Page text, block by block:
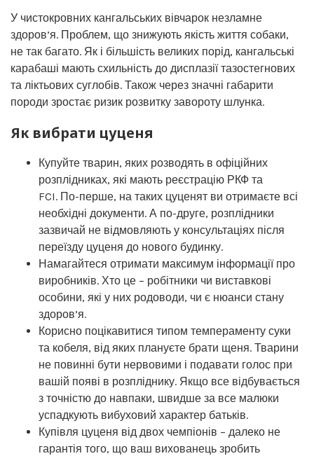
У чистокровних кангальських вівчарок незламне
здоров’я. Проблем, що знижують якість життя собаки,
не так багато. Як і більшість великих порід, кангальські
карабаші мають схильність до дисплазії тазостегнових
та ліктьових суглобів. Також через значні габарити
породи зростає ризик розвитку завороту шлунка.
Як вибрати цуценя
Купуйте тварин, яких розводять в офіційних
розплідниках, які мають реєстрацію РКФ та
FCI. По-перше, на таких цуценят ви отримаєте всі
необхідні документи. А по-друге, розплідники
зазвичай не відмовляють у консультаціях після
переїзду цуценя до нового будинку.
Намагайтеся отримати максимум інформації про
виробників. Хто це – робітники чи виставкові
особини, які у них родоводи, чи є нюанси стану
здоров’я.
Корисно поцікавитися типом темпераменту суки
та кобеля, від яких плануєте брати щеня. Тварини
не повинні бути нервовими і подавати голос при
вашій появі в розпліднику. Якщо все відбувається
з точністю до навпаки, швидше за все малюки
успадкують вибуховий характер батьків.
Купівля цуценя від двох чемпіонів – далеко не
гарантія того, що ваш вихованець зробить